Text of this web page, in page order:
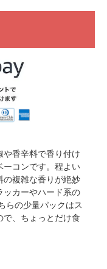
や香辛料で香り付け
ーコンです。程よい
の複雑な香りが絶妙
ッカーやハード系の
らの少量パックはス
で、ちょっとだけ食